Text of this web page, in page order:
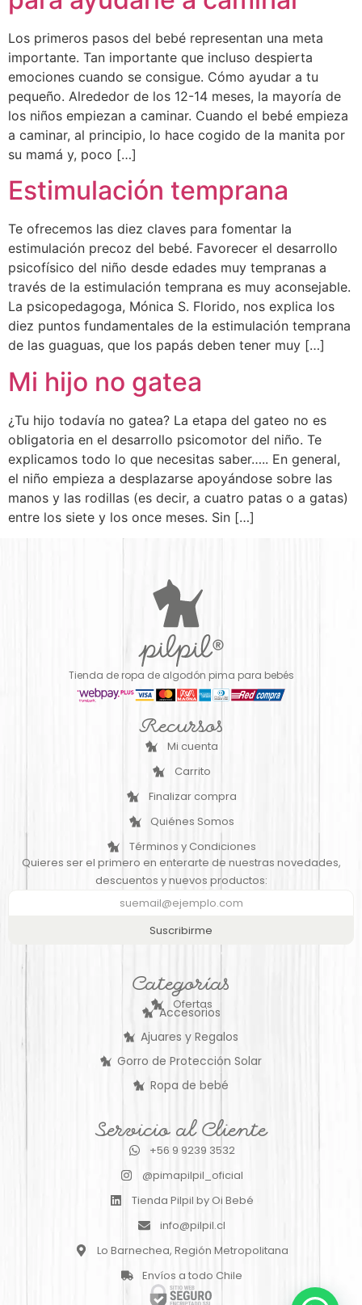
Los primeros pasos del bebé representan una meta
importante. Tan importante que incluso despierta
emociones cuando se consigue. Cómo ayudar a tu
pequeño. ​​​​​​​​​​​​​Alrededor de los 12-14 meses, la mayoría de
los niños empiezan a caminar. Cuando el​ bebé empieza
a caminar, al principio, lo hace cogido de la manita por
su mamá y, poco […]
Estimulación temprana
Te ofrecemos las diez claves para fomentar la
estimulación precoz del bebé. Favorecer el desarrollo
psicofísico del niño desde edades muy tempranas a
través de la estimulación temprana es muy aconsejable.
La psicopedagoga, Mónica S. Florido, nos explica los
diez puntos fundamentales de la estimulación temprana
de las guaguas, que los papás deben tener muy […]
Mi hijo no gatea
¿Tu hijo todavía no gatea? La etapa del gateo no es
obligatoria en el desarrollo psicomotor del niño. Te
explicamos todo lo que necesitas saber….. ​En general,
el niño empieza a desplazarse apoyándose sobre las
manos y las rodillas (es decir, a cuatro patas o a gatas)
entre los siete y los once meses. Sin […]
Tienda de ropa de algodón pima para bebés
Recursos
Mi cuenta
Carrito
Finalizar compra
Quiénes Somos
Términos y Condiciones
Quieres ser el primero en enterarte de nuestras novedades,
descuentos y nuevos productos:
Suscribirme
Categorías
Ofertas
Accesorios
Ajuares y Regalos
Gorro de Protección Solar
Ropa de bebé
Servicio al Cliente
+56 9 9239 3532
@pimapilpil_oficial
Tienda Pilpil by Oi Bebé
info@pilpil.cl
Lo Barnechea, Región Metropolitana
Envíos a todo Chile